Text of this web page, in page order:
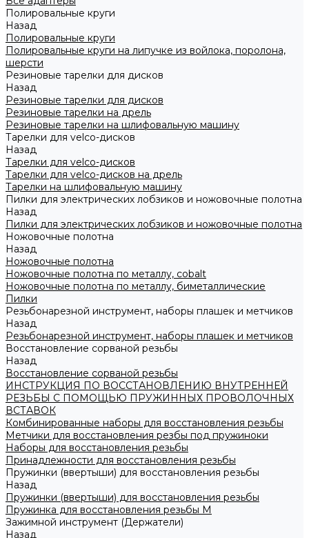
Полировальные круги
Назад
Полировальные круги
Полировальные круги на липучке из войлока, поролона,
шерсти
Резиновые тарелки для дисков
Назад
Резиновые тарелки для дисков
Резиновые тарелки на дрель
Резиновые тарелки на шлифовальную машину
Тарелки для velco-дисков
Назад
Тарелки для velco-дисков
Тарелки для velco-дисков на дрель
Тарелки на шлифовальную машину
Пилки для электрических лобзиков и ножовочные полотна
Назад
Пилки для электрических лобзиков и ножовочные полотна
Ножовочные полотна
Назад
Ножовочные полотна
Ножовочные полотна по металлу, cobalt
Ножовочные полотна по металлу, биметаллические
Пилки
Резьбонарезной инструмент, наборы плашек и метчиков
Назад
Резьбонарезной инструмент, наборы плашек и метчиков
Восстановление сорваной резьбы
Назад
Восстановление сорваной резьбы
ИНСТРУКЦИЯ ПО ВОССТАНОВЛЕНИЮ ВНУТРЕННЕЙ
РЕЗЬБЫ С ПОМОЩЬЮ ПРУЖИННЫХ ПРОВОЛОЧНЫХ
ВСТАВОК
Комбинированные наборы для восстановления резьбы
Метчики для восстановления резбы под пружиноки
Наборы для восстановления резьбы
Принадлежности для восстановления резьбы
Пружинки (ввертыши) для восстановления резьбы
Назад
Пружинки (ввертыши) для восстановления резьбы
Пружинка для восстановления резьбы M
Зажимной инструмент (Держатели)
Назад